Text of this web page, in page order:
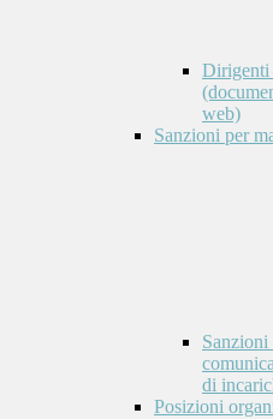
Dirigenti
web)
Sanzioni per
Sanzioni
di
Posizioni